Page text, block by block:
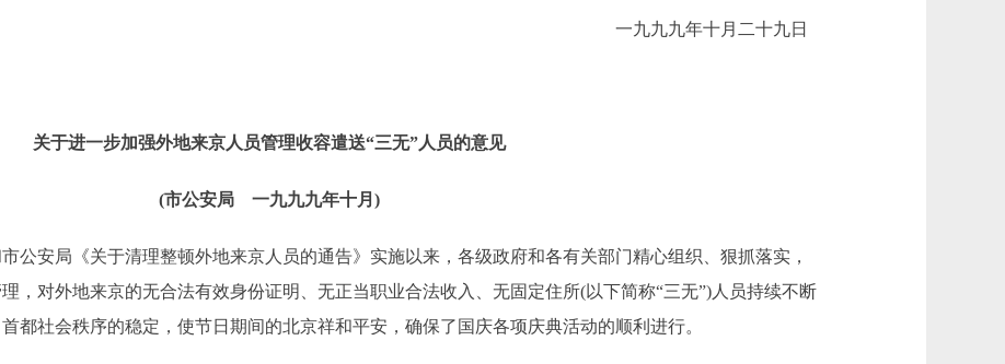
一九九九年十月二十九日
关于进一步加强外地来京人员管理收容遣送“三无”人员的意见
(市公安局 一九九九年十月)
安局《关于清理整顿外地来京人员的通告》实施以来，各级政府和各有关部门精心组织、狠抓落实，
，对外地来京的无合法有效身份证明、无正当职业合法收入、无固定住所(以下简称“三无”)人员持续不断
都社会秩序的稳定，使节日期间的北京祥和平安，确保了国庆各项庆典活动的顺利进行。